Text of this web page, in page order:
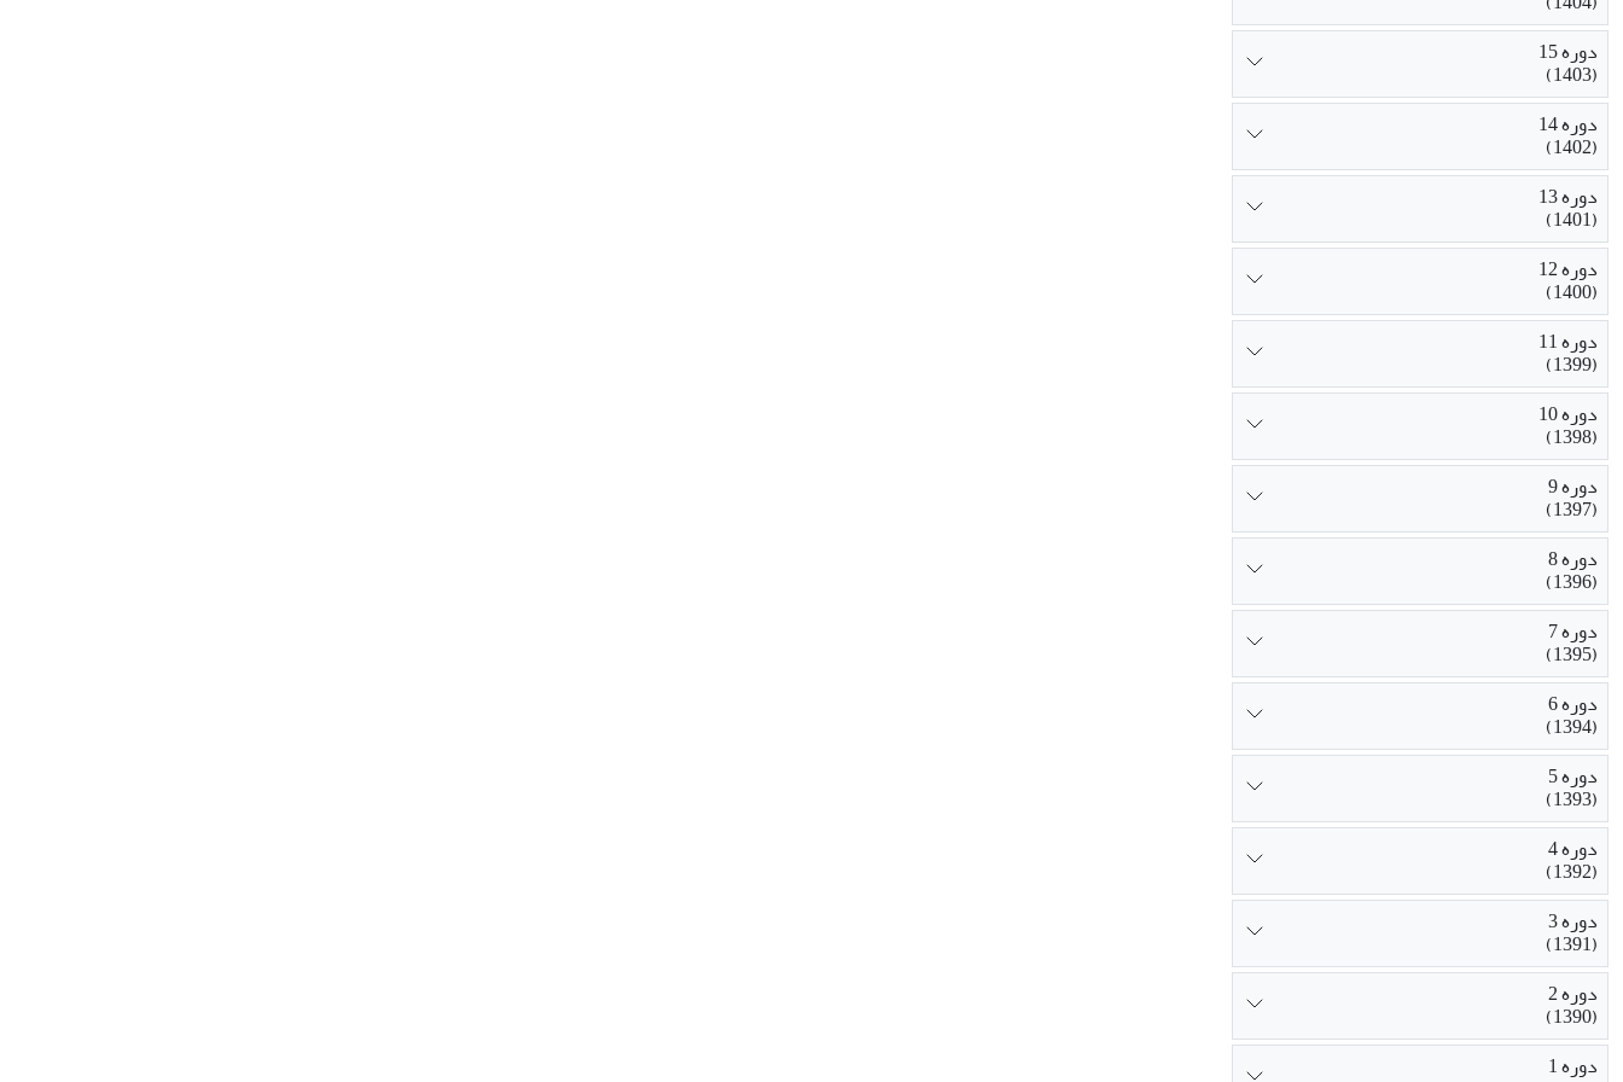
دوره 15
(1403)
دوره 14
(1402)
دوره 13
(1401)
دوره 12
(1400)
دوره 11
(1399)
دوره 10
(1398)
دوره 9
(1397)
دوره 8
(1396)
دوره 7
(1395)
دوره 6
(1394)
دوره 5
(1393)
دوره 4
(1392)
دوره 3
(1391)
دوره 2
(1390)
دوره 1